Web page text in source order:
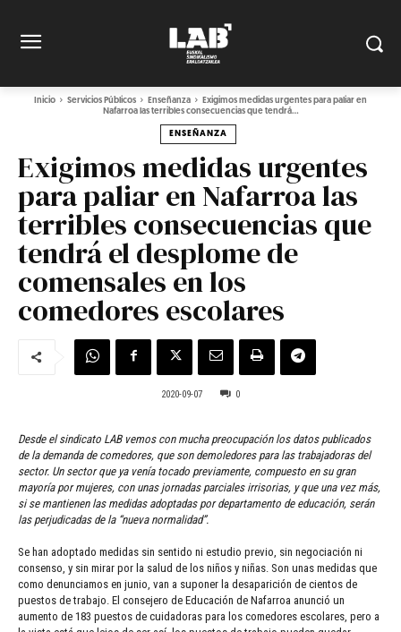
Inicio Servicios Públicos Enseñanza
Exigimos medidas urgentes para paliar en
Nafarroa las terribles consecuencias que tendrá...
ENSEÑANZA
Exigimos medidas urgentes
para paliar en Nafarroa las
terribles consecuencias que
tendrá el desplome de
comensales en los
comedores escolares
2020-09-07 0
Desde el sindicato LAB vemos con mucha preocupación los datos publicados
de la demanda de comedores, que son demoledores para las trabajadoras del
sector. Un sector que ya venía tocado previamente, compuesto en su gran
mayoría por mujeres, con unas jornadas parciales irrisorias, y que una vez más,
si se mantienen las medidas adoptadas por departamento de educación, serán
las perjudicadas de la “nueva normalidad”.
Se han adoptado medidas sin sentido ni estudio previo, sin negociación ni
consenso, y sin mirar por la salud de los niños y niñas. Son unas medidas que
como denunciamos en junio, van a suponer la desaparición de cientos de
puestos de trabajo. El consejero de Educación de Nafarroa anunció un
aumento de 183 puestos de cuidadoras para los comedores escolares, pero a